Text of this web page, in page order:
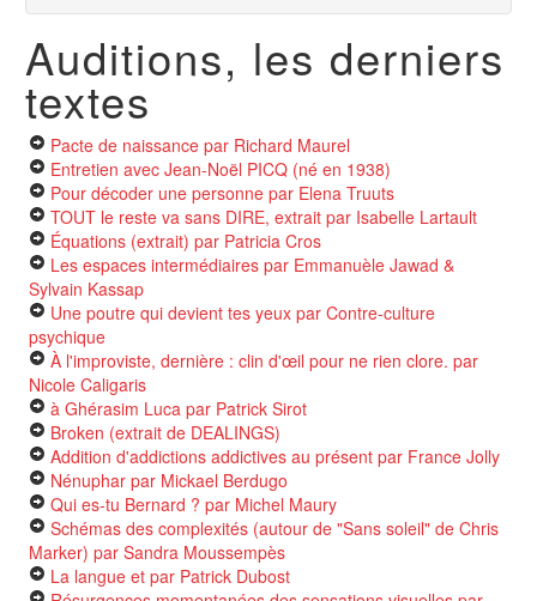
Auditions, les derniers
textes
Pacte de naissance par Richard Maurel
Entretien avec Jean-Noël PICQ (né en 1938)
Pour décoder une personne par Elena Truuts
TOUT le reste va sans DIRE, extrait par Isabelle Lartault
Équations (extrait) par Patricia Cros
Les espaces intermédiaires par Emmanuèle Jawad &
Sylvain Kassap
Une poutre qui devient tes yeux par Contre-culture
psychique
À l'improviste, dernière : clin d'œil pour ne rien clore. par
Nicole Caligaris
à Ghérasim Luca par Patrick Sirot
Broken (extrait de DEALINGS)
Addition d'addictions addictives au présent par France Jolly
Nénuphar par Mickael Berdugo
Qui es-tu Bernard ? par Michel Maury
Schémas des complexités (autour de "Sans soleil" de Chris
Marker) par Sandra Moussempès
La langue et par Patrick Dubost